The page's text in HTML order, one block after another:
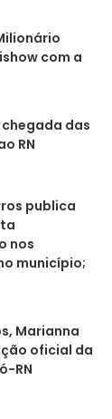
com a
das
RN
publica
nos
município;
Marianna
oficial da
RN